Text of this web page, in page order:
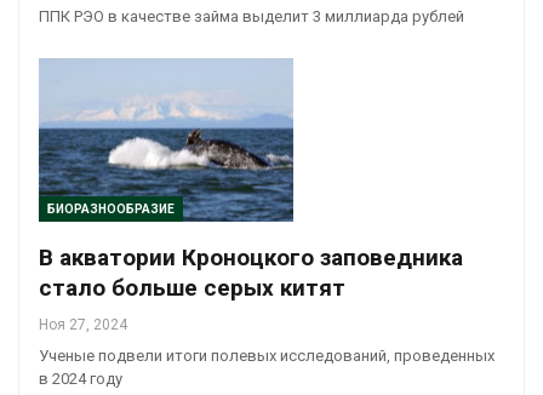
ППК РЭО в качестве займа выделит 3 миллиарда рублей
БИОРАЗНООБРАЗИЕ
В акватории Кроноцкого заповедника
стало больше серых китят
Ноя 27, 2024
Ученые подвели итоги полевых исследований, проведенных
в 2024 году